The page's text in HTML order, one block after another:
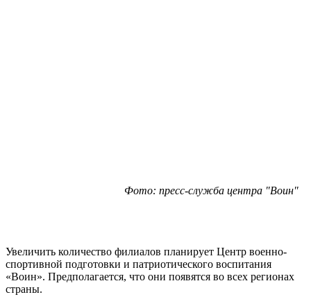
Фото: пресс-служба центра "Воин"
Увеличить количество филиалов планирует Центр военно-
спортивной подготовки и патриотического воспитания
«Воин». Предполагается, что они появятся во всех регионах
страны.